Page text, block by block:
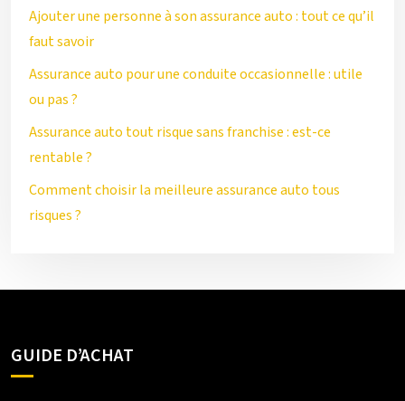
Ajouter une personne à son assurance auto : tout ce qu’il
faut savoir
Assurance auto pour une conduite occasionnelle : utile
ou pas ?
Assurance auto tout risque sans franchise : est-ce
rentable ?
Comment choisir la meilleure assurance auto tous
risques ?
GUIDE D’ACHAT